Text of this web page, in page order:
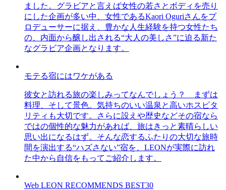
ました。グラビアと言えば女性の若さとボディを売り
にした企画が多い中、女性であるKaori Oguriさんをプ
ロデューサーに据え、豊かな人生経験を持つ女性たち
の、内面から醸し出される“大人の美しさ”に迫る新た
なグラビア企画となります。
モテる宿にはワケがある
彼女と訪れる旅の楽しみってなんでしょう？ まずは
料理、そして景色。気持ちのいい温泉と高いホスピタ
リティも大切です。さらに設えや歴史などその宿なら
ではの個性的な魅力があれば、旅はきっと素晴らしい
思い出になるはず。そんな恋するふたりの大切な旅時
間を演出する“ハズさない”宿を、LEONが実際に訪れ
た中から自信をもってご紹介します。
Web LEON RECOMMENDS BEST30